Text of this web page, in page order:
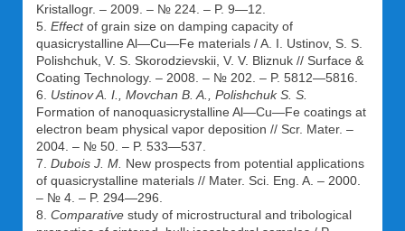
Kristallogr. – 2009. – № 224. – P. 9—12.
5. Effectof grain size on damping capacity of
quasicrystalline Al—Cu—Fe materials / A. I. Ustinov, S. S.
Polishchuk, V. S. Skorodzievskii, V. V. Bliznuk // Surface &
Coating Technology. – 2008. – № 202. – P. 5812—5816.
6. Ustinov A. I., Movchan B. A., Polishchuk S. S.
Formation of nanoquasicrystalline Al—Cu—Fe coatings at
electron beam physical vapor deposition // Scr. Mater. –
2004. – № 50. – P. 533—537.
7. Dubois J. M. New prospects from potential applications
of quasicrystalline materials // Mater. Sci. Eng. A. – 2000.
– № 4. – P. 294—296.
8. Comparative study of microstructural and tribological